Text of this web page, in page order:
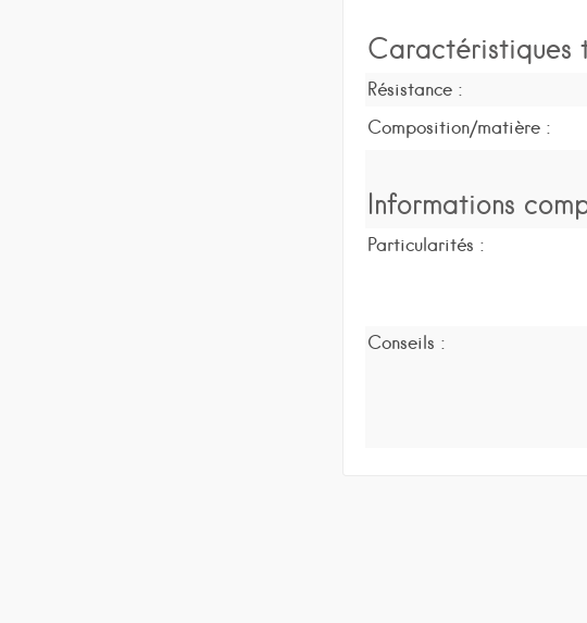
Caractéristiques
Résistance :
Composition/matière :
Informations
Particularités :
Conseils :